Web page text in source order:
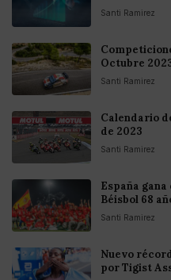
Santi Ramirez
Octubre
Santi Ramirez
Calendario
de 2023
Santi Ramirez
España
Béisbol 68
Santi Ramirez
Nuevo
por Tigist